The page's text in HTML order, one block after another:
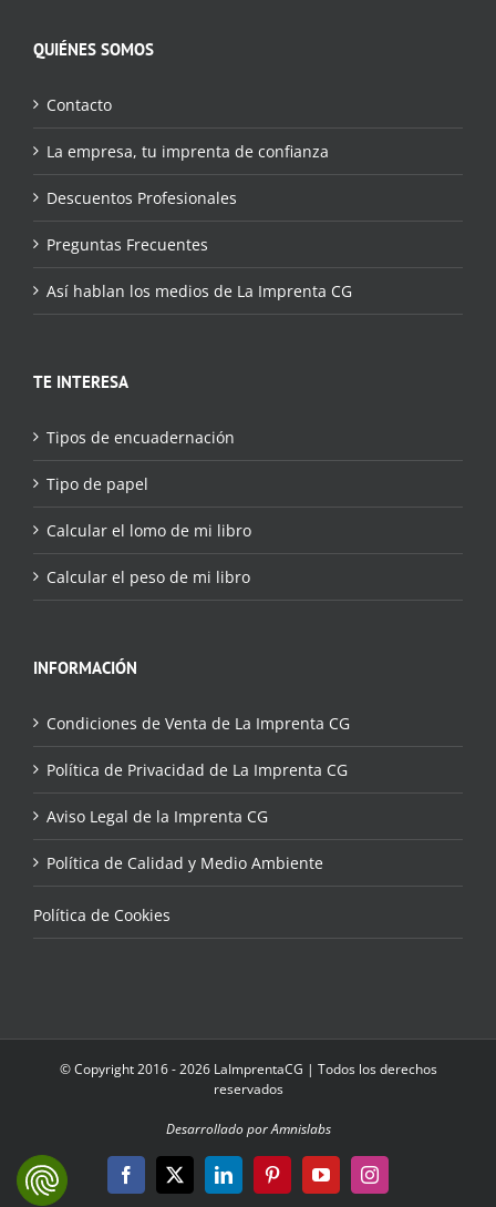
QUIÉNES SOMOS
Contacto
La empresa, tu imprenta de confianza
Descuentos Profesionales
Preguntas Frecuentes
Así hablan los medios de La Imprenta CG
TE INTERESA
Tipos de encuadernación
Tipo de papel
Calcular el lomo de mi libro
Calcular el peso de mi libro
INFORMACIÓN
Condiciones de Venta de La Imprenta CG
Política de Privacidad de La Imprenta CG
Aviso Legal de la Imprenta CG
Política de Calidad y Medio Ambiente
Política de Cookies
© Copyright 2016 - 2026 LaImprentaCG | Todos los derechos
reservados
Desarrollado por Amnislabs
Facebook
X LinkedInPinterestYouTubeInstagram